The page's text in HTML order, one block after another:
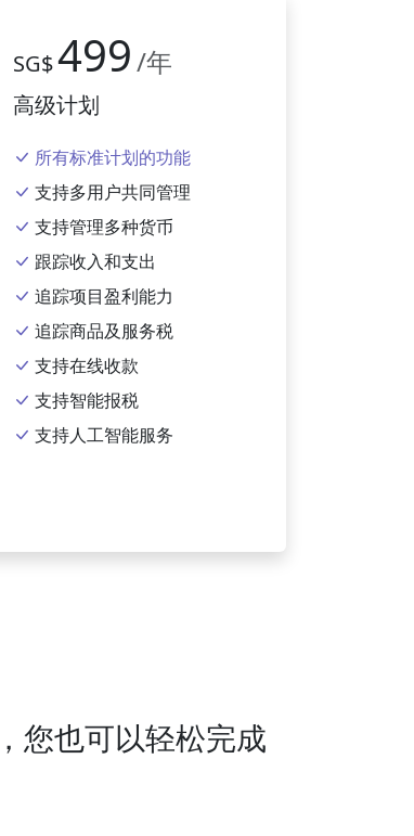
SG$499/年
高级计划
所有标准计划的功能
支持多用户共同管理
支持管理多种货币
跟踪收入和支出
追踪项目盈利能力
追踪商品及服务税
支持在线收款
支持智能报税
支持人工智能服务
您也可以轻松完成